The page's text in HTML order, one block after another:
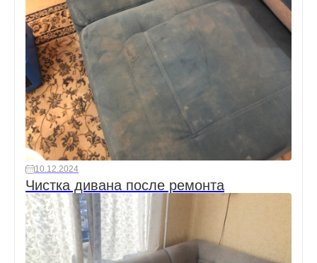
10.12.2024
Чистка дивана после ремонта